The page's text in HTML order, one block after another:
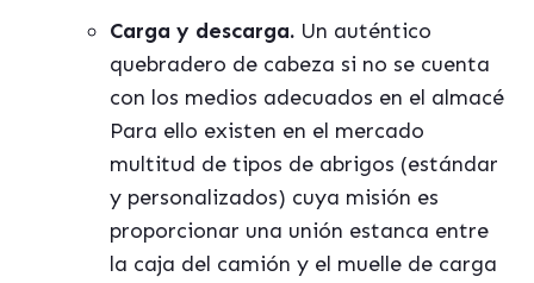
Carga y descarga. Un auténtico
quebradero de cabeza si no se cuenta
con los medios adecuados en el almacé
Para ello existen en el mercado
multitud de tipos de abrigos (estándar
y personalizados) cuya misión es
proporcionar una unión estanca entre
la caja del camión y el muelle de carga